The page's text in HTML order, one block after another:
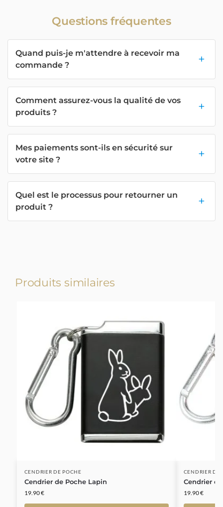
Questions fréquentes
Quand puis-je m'attendre à recevoir ma
commande ?
Comment assurez-vous la qualité de vos
produits ?
Mes paiements sont-ils en sécurité sur
votre site ?
Quel est le processus pour retourner un
produit ?
Produits similaires
CENDRIER DE POCHE
Cendrier de Poche Lapin
19.90€
CENDRIER DE
Cendrier
19.90€